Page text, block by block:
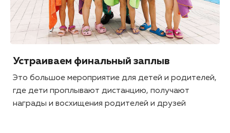
Устраиваем финальный заплыв
Это большое мероприятие для детей и родителей,
где дети проплывают дистанцию, получают
награды и восхищения родителей и друзей